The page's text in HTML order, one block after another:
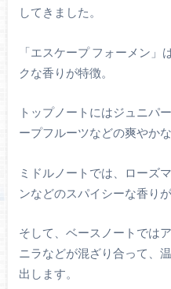
してきました。
「エスケープ フォーメン
クな香りが特徴。
トップノートにはジュニパ
ープフルーツなどの爽やか
ミドルノートでは、ローズ
ンなどのスパイシーな香り
そして、ベースノートでは
ニラなどが混ざり合って、
出します。